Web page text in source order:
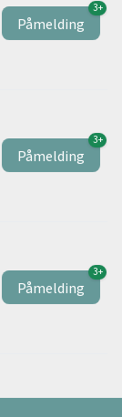
Påmelding
3+
Påmelding
3+
Påmelding
3+